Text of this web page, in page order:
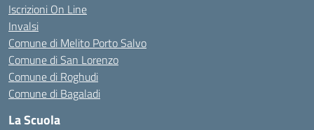
Iscrizioni On Line
Invalsi
Comune di Melito Porto Salvo
Comune di San Lorenzo
Comune di Roghudi
Comune di Bagaladi
La Scuola